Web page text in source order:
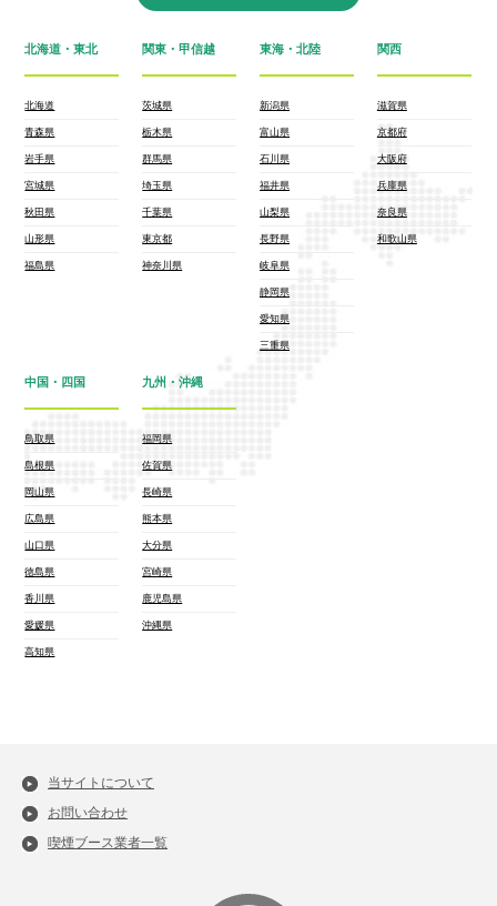
北海道・東北
北海道
青森県
岩手県
宮城県
秋田県
山形県
福島県
関東・甲信越
茨城県
栃木県
群馬県
埼玉県
千葉県
東京都
神奈川県
東海・北陸
新潟県
富山県
石川県
福井県
山梨県
長野県
岐阜県
静岡県
愛知県
三重県
関西
滋賀県
京都府
大阪府
兵庫県
奈良県
和歌山県
中国・四国
鳥取県
島根県
岡山県
広島県
山口県
徳島県
香川県
愛媛県
高知県
九州・沖縄
福岡県
佐賀県
長崎県
熊本県
大分県
宮崎県
鹿児島県
沖縄県
当サイトについて
お問い合わせ
喫煙ブース業者一覧